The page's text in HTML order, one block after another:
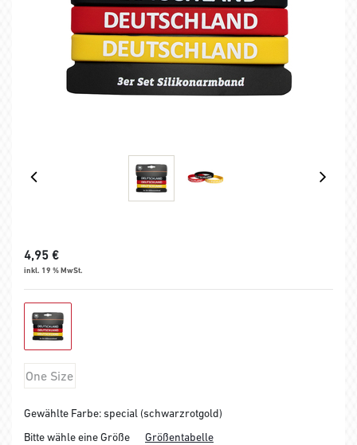
4,95 €
inkl. 19 % MwSt.
One Size
Gewählte Farbe: special (schwarzrotgold)
Bitte wähle eine Größe
Größentabelle